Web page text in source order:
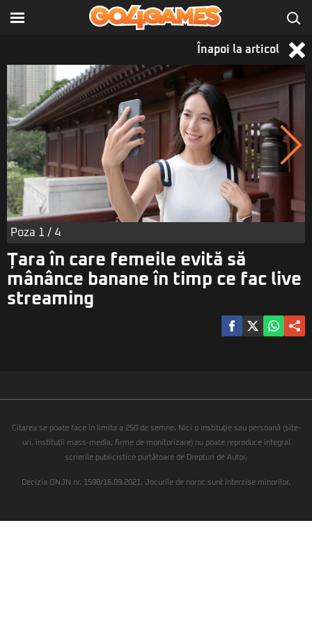
Înapoi la articol
Poza 1 / 4
Țara în care femeile evită să
mânânce banane în timp ce fac live
streaming
Citarea se poate face în limita a 250 de semne. Nici o instituţie sau persoană (site-
uri, instituţii mass-media, firme de monitorizare) nu poate reproduce integral
scrierile publicistice purtătoare de Drepturi de Autor.
Decizia ONJN nr. 1598/16.09.2021. Jocurile de noroc sunt interzise minorilor.